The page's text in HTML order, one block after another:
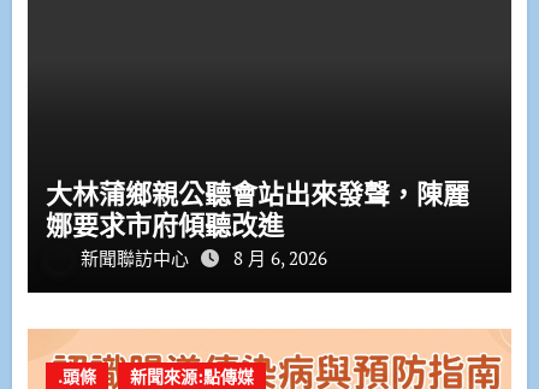
大林蒲鄉親公聽會站出來發聲，陳麗
娜要求市府傾聽改進
新聞聯訪中心 8 月 6, 2026
.頭條 新聞來源:點傳媒